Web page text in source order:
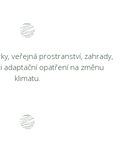
veřejná prostranství, zahrady,
adaptační opatření na změnu
klimatu.